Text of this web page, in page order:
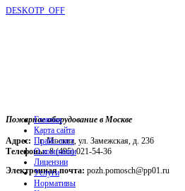
DESKOTP_OFF
Пожарное оборудование в Москве
Адрес: г. Москва, ул. Замежская, д. 236
Телефоны:8 (495) 021-54-36
Электронная почта: pozh.pomosch@pp01.ru
Главная
Карта сайта
Прайс-лист
О компании
Лицензии
Услуги
Нормативы